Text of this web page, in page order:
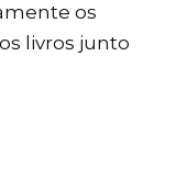
os
livros junto